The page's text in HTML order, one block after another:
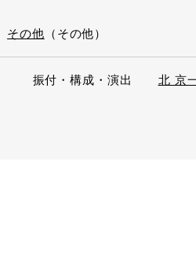
その他 （その他）
振付・構成・演出 北 京